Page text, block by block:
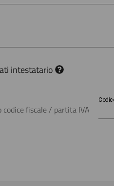
intestatario
codice fiscale / partita IVA
Codice